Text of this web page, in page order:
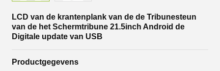
LCD van de krantenplank van de de Tribunesteun
van de het Schermtribune 21.5inch Android de
Digitale update van USB
Productgegevens